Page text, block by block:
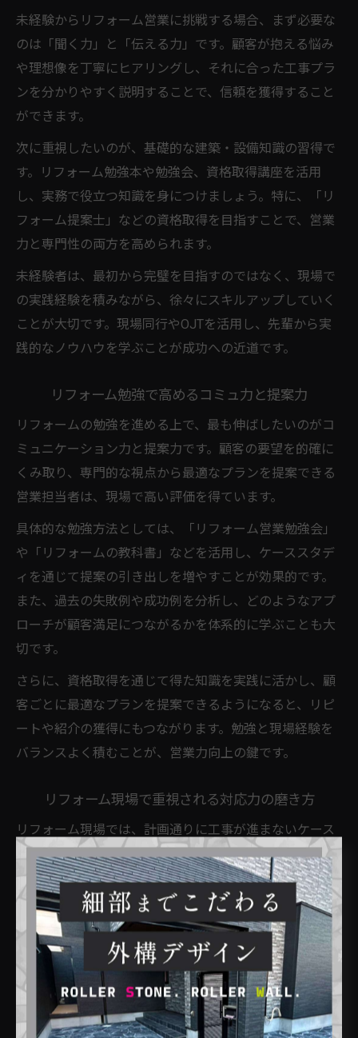
未経験からリフォーム営業に挑戦する場合、まず必要な
のは「聞く力」と「伝える力」です。顧客が抱える悩み
や理想像を丁寧にヒアリングし、それに合った工事プラ
ンを分かりやすく説明することで、信頼を獲得すること
ができます。
次に重視したいのが、基礎的な建築・設備知識の習得で
す。リフォーム勉強本や勉強会、資格取得講座を活用
し、実務で役立つ知識を身につけましょう。特に、「リ
フォーム提案士」などの資格取得を目指すことで、営業
力と専門性の両方を高められます。
未経験者は、最初から完璧を目指すのではなく、現場で
の実践経験を積みながら、徐々にスキルアップしていく
ことが大切です。現場同行やOJTを活用し、先輩から実
践的なノウハウを学ぶことが成功への近道です。
リフォーム勉強で高めるコミュ力と提案力
リフォームの勉強を進める上で、最も伸ばしたいのがコ
ミュニケーション力と提案力です。顧客の要望を的確に
くみ取り、専門的な視点から最適なプランを提案できる
営業担当者は、現場で高い評価を得ています。
具体的な勉強方法としては、「リフォーム営業勉強会」
や「リフォームの教科書」などを活用し、ケーススタデ
ィを通じて提案の引き出しを増やすことが効果的です。
また、過去の失敗例や成功例を分析し、どのようなアプ
ローチが顧客満足につながるかを体系的に学ぶことも大
切です。
さらに、資格取得を通じて得た知識を実践に活かし、顧
客ごとに最適なプランを提案できるようになると、リピ
ートや紹介の獲得にもつながります。勉強と現場経験を
バランスよく積むことが、営業力向上の鍵です。
リフォーム現場で重視される対応力の磨き方
リフォーム現場では、計画通りに工事が進まないケース
も少なくありません。そのため、トラブル発生時に迅速
かつ的確に対応できる力が求められます。現場対応力
は、顧客満足度を大きく左右する要素の一つです。
対応力を磨くには、まず現場での経験を積むことが重要
です。例えば、現場同行やOJTを通じて、先輩の対応方
法を観察し、自分なりに実践してみることが効果的で
す。また、資格取得や技術講習を受講し、基礎知識をし
っかり身につけることも重要です。